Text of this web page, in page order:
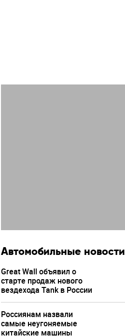
Автомобильные новости
Great Wall объявил о
старте продаж нового
вездехода Tank в России
Россиянам назвали
самые неугоняемые
китайские машины